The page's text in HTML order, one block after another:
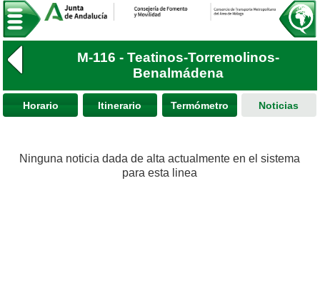
M-116 - Teatinos-Torremolinos-
Benalmádena
Horario Itinerario Termómetro Noticias
Ninguna noticia dada de alta actualmente en el sistema
para esta linea